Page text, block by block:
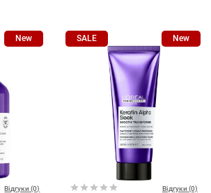
New
Відгуки (0)
SALE New
Відгуки (0)